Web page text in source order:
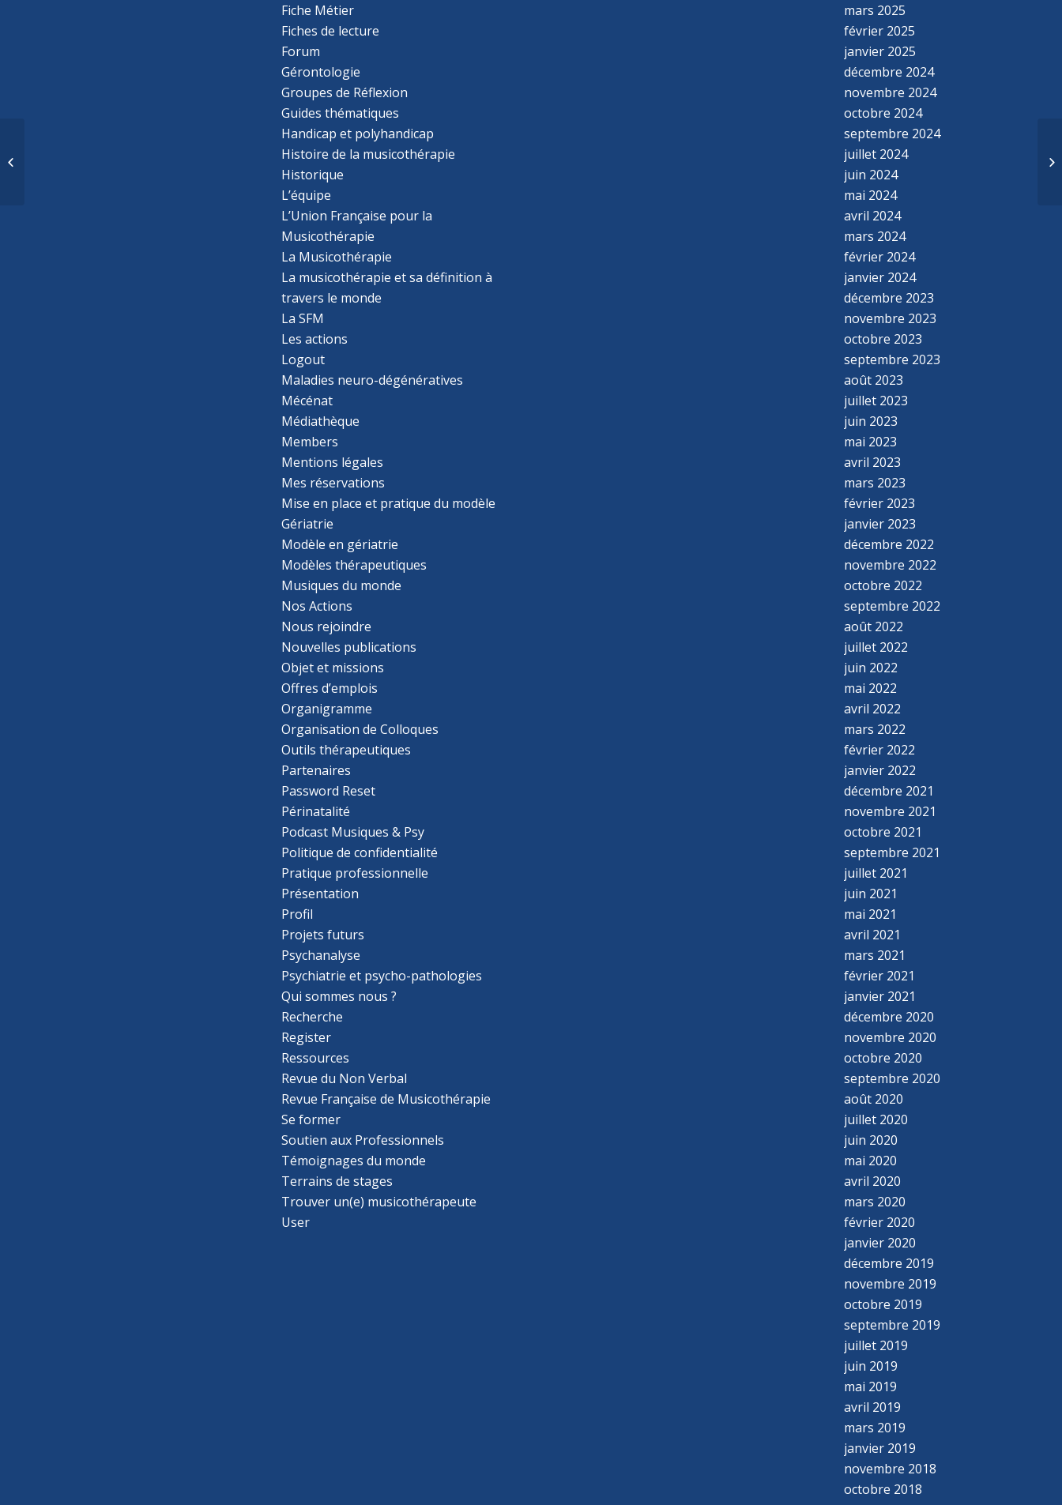
Fiche Métier
Fiches de lecture
Forum
Gérontologie
Groupes de Réflexion
Guides thématiques
Handicap et polyhandicap
Histoire de la musicothérapie
Historique
L’équipe
L’Union Française pour la
Musicothérapie
La Musicothérapie
La musicothérapie et sa définition à
travers le monde
La SFM
Les actions
Logout
Maladies neuro-dégénératives
Mécénat
Médiathèque
Members
Mentions légales
Mes réservations
Mise en place et pratique du modèle
Gériatrie
Modèle en gériatrie
Modèles thérapeutiques
Musiques du monde
Nos Actions
Nous rejoindre
Nouvelles publications
Objet et missions
Offres d’emplois
Organigramme
Organisation de Colloques
Outils thérapeutiques
Partenaires
Password Reset
Périnatalité
Podcast Musiques & Psy
Politique de confidentialité
Pratique professionnelle
Présentation
Profil
Projets futurs
Psychanalyse
Psychiatrie et psycho-pathologies
Qui sommes nous ?
Recherche
Register
Ressources
Revue du Non Verbal
Revue Française de Musicothérapie
Se former
Soutien aux Professionnels
Témoignages du monde
Terrains de stages
Trouver un(e) musicothérapeute
User
mars 2025
février 2025
janvier 2025
décembre 2024
novembre 2024
octobre 2024
septembre 2024
juillet 2024
juin 2024
mai 2024
avril 2024
mars 2024
février 2024
janvier 2024
décembre 2023
novembre 2023
octobre 2023
septembre 2023
août 2023
juillet 2023
juin 2023
mai 2023
avril 2023
mars 2023
février 2023
janvier 2023
décembre 2022
novembre 2022
octobre 2022
septembre 2022
août 2022
juillet 2022
juin 2022
mai 2022
avril 2022
mars 2022
février 2022
janvier 2022
décembre 2021
novembre 2021
octobre 2021
septembre 2021
juillet 2021
juin 2021
mai 2021
avril 2021
mars 2021
février 2021
janvier 2021
décembre 2020
novembre 2020
octobre 2020
septembre 2020
août 2020
juillet 2020
juin 2020
mai 2020
avril 2020
mars 2020
février 2020
janvier 2020
décembre 2019
novembre 2019
octobre 2019
septembre 2019
juillet 2019
juin 2019
mai 2019
avril 2019
mars 2019
janvier 2019
novembre 2018
octobre 2018